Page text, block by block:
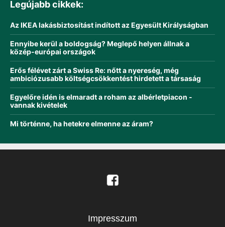
Legújabb cikkek:
Az IKEA lakásbiztosítást indított az Egyesült Királyságban
Ennyibe kerül a boldogság? Meglepő helyen állnak a
közép-európai országok
Erős félévet zárt a Swiss Re: nőtt a nyereség, még
ambiciózusabb költségcsökkentést hirdetett a társaság
Egyelőre idén is elmaradt a roham az albérletpiacon -
vannak kivételek
Mi történne, ha hetekre elmenne az áram?
Impresszum